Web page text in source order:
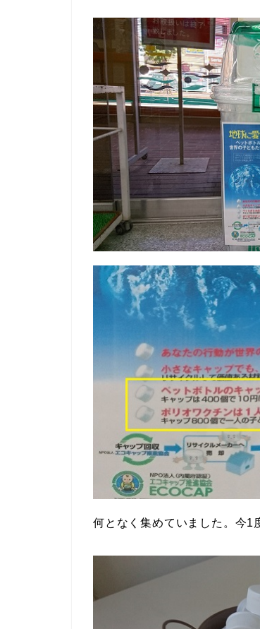
何となく集めていました。今1